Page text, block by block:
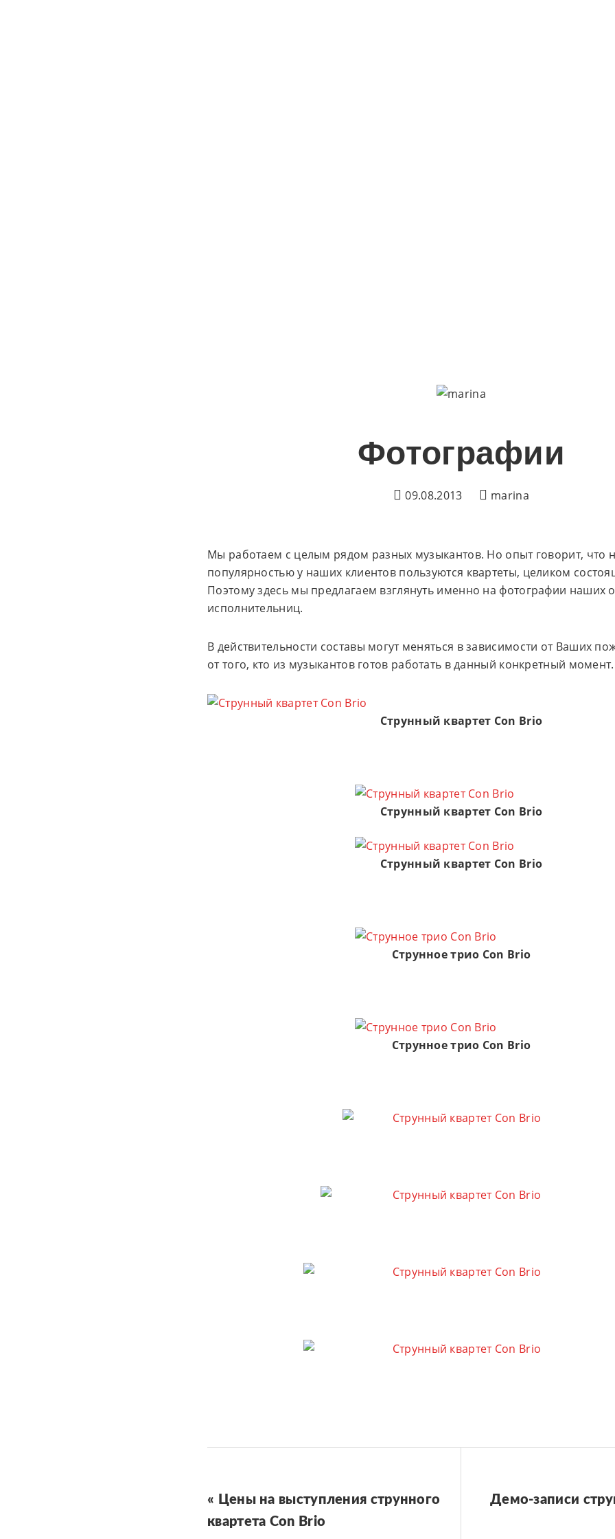
Фотографии
09.08.2013 marina
Мы работаем с целым рядом разных музыкантов. Но опыт говорит, что
популярностью у наших клиентов пользуются квартеты, целиком
Поэтому здесь мы предлагаем взглянуть именно на фотографии наших
исполнительниц.
В действительности составы могут меняться в зависимости от Ваших
от того, кто из музыкантов готов работать в данный конкретный момент.
Струнный квартет Con Brio
Струнный квартет Con Brio
Струнный квартет Con Brio
Струнное трио Con Brio
Струнное трио Con Brio
« Цены на выступления струнного
квартета Con Brio
Демо-записи